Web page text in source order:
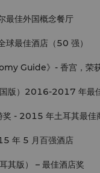
最佳外国概念餐厅
最佳酒店（50 强）
Guide》- 香宫，荣获
版）2016-2017 年最
- 2015 年土耳其最佳
年 5 月百强酒店
其版） – 最佳酒店奖